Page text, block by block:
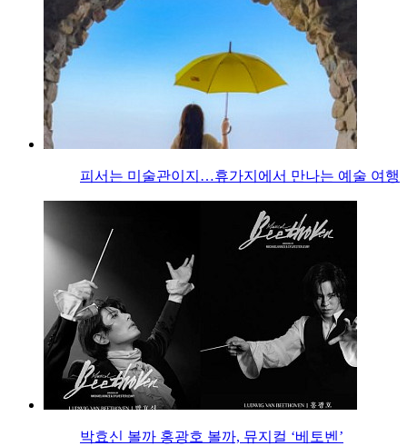
피서는 미술관이지…휴가지에서 만나는 예술 여행
박효신 볼까 홍광호 볼까, 뮤지컬 ‘베토벤’